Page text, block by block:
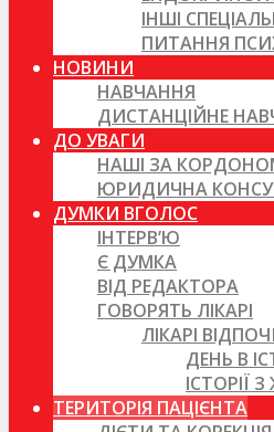
ІНШІ
ПИТАННЯ
НОВИНИ
НАВЧАННЯ
ДИСТАНЦІЙНЕ
ДО УВАГИ
НАШІ ЗА
ЮРИДИЧНА
ДУМКИ ВГОЛОС
ІНТЕРВ’Ю
Є ДУМКА
ВІД РЕДАКТОРА
ГОВОРЯТЬ ЛІКАРІ
ЛІКАРІ
ДЕНЬ В
ІСТОРІЇ
ТЕРИТОРІЯ ПАЦІЄНТА